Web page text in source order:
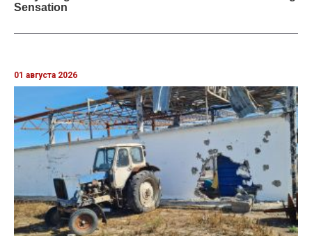
01 августа 2026